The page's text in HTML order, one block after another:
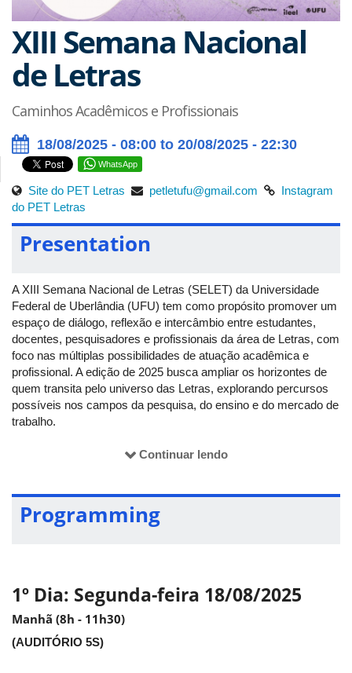
XIII Semana Nacional
de Letras
Caminhos Acadêmicos e Profissionais
18/08/2025 - 08:00 to 20/08/2025 - 22:30
WhatsApp
Site do PET Letras petletufu@gmail.com
Instagram
do PET Letras
Presentation
A XIII Semana Nacional de Letras (SELET) da Universidade
Federal de Uberlândia (UFU) tem como propósito promover um
espaço de diálogo, reflexão e intercâmbio entre estudantes,
docentes, pesquisadores e profissionais da área de Letras, com
foco nas múltiplas possibilidades de atuação acadêmica e
profissional. A edição de 2025 busca ampliar os horizontes de
quem transita pelo universo das Letras, explorando percursos
possíveis nos campos da pesquisa, do ensino e do mercado de
trabalho.
Estudos literários
texto literário a partir de múltiplas perspectivas metodológicas e
teóricas, além de investigações sobre a representação, a
recepção, a mediação e os usos sociais da literatura. Também
se incluem aqui debates sobre o cânone, a literatura
Continuar lendo
Programming
1º Dia: Segunda-feira 18/08/2025
Manhã (8h - 11h30)
(AUDITÓRIO 5S)